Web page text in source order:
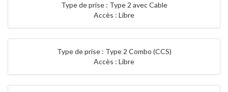
Type de prise : Type 2 avec Cable
Accès : Libre
Type de prise : Type 2 Combo (CCS)
Accès : Libre